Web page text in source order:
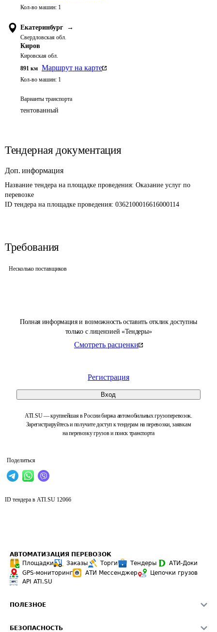
Полная информация и возможность оставить отклик доступны
только с лицензией «Тендеры»
Смотреть расценки
Регистрация
Вход
ATI.SU — крупнейшая в России биржа автомобильных грузоперевозок.
Зарегистрируйтесь и получите доступ к тендерам на перевозки, заявкам
на перевозку грузов и поиск транспорта
Поделиться
Кол-во машин: 1
Екатеринбург →
Свердловская обл.
Киров
Кировская обл.
891 км Маршрут на карте
Кол-во машин: 1
Варианты транспорта
тентованный
Тендерная документация
Доп. информация
Название тендера на площадке проведения: Оказание услуг по
перевозке
ID тендера на площадке проведения: 0362100016616000114
Требования
Несколько поставщиков
ID тендера в ATI.SU 12066
АВТОМАТИЗАЦИЯ ПЕРЕВОЗОК
Площадки
Заказы Торги Тендеры
АТИ-Доки
GPS-мониторинг
АТИ Мессенджер
Цепочки грузов
API ATI.SU
ПОЛЕЗНОЕ
БЕЗОПАСНОСТЬ